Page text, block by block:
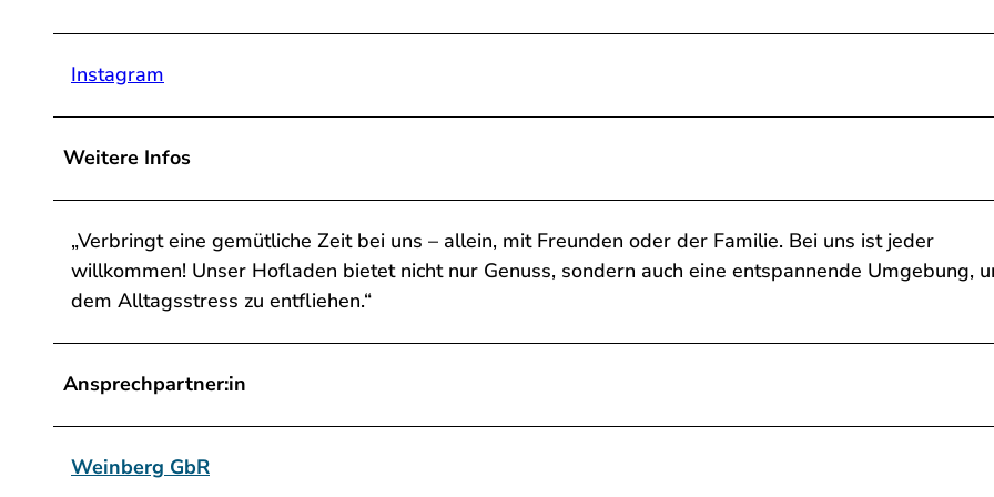
Instagram
Weitere Infos
„Verbringt eine gemütliche Zeit bei uns – allein, mit Freunden oder der Familie. Bei uns ist jeder
willkommen! Unser Hofladen bietet nicht nur Genuss, sondern auch eine entspannende Umgebung,
dem Alltagsstress zu entfliehen.“
Ansprechpartner:in
Weinberg GbR